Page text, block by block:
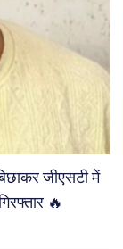
जीएसटी में
🔥